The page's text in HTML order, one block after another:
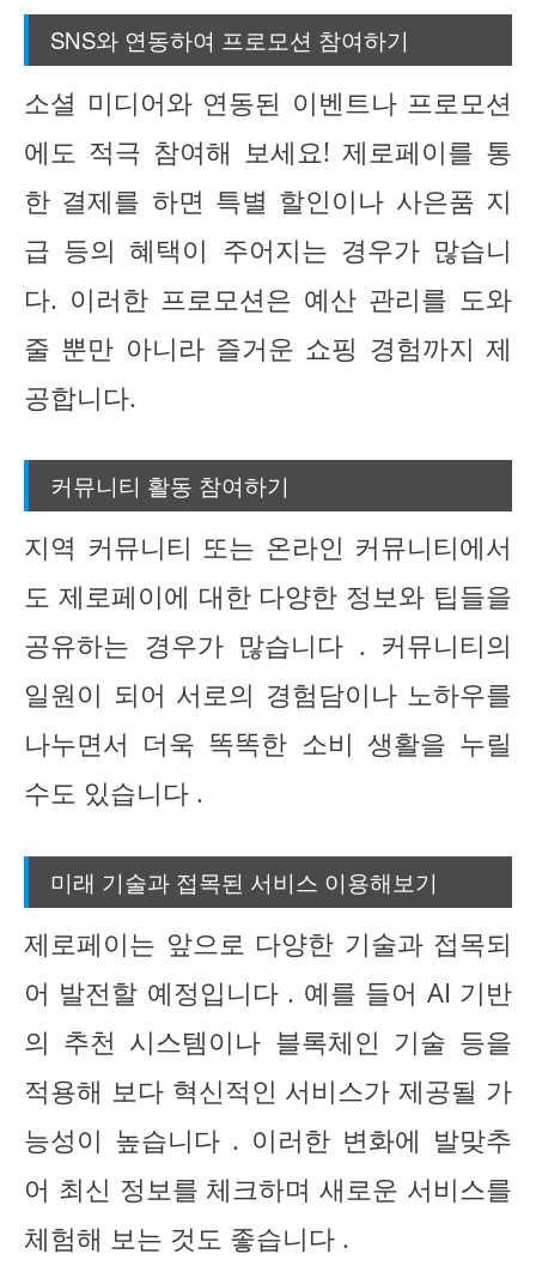
SNS와 연동하여 프로모션 참여하기
소셜 미디어와 연동된 이벤트나 프로모션
에도 적극 참여해 보세요! 제로페이를 통
한 결제를 하면 특별 할인이나 사은품 지
급 등의 혜택이 주어지는 경우가 많습니
다. 이러한 프로모션은 예산 관리를 도와
줄 뿐만 아니라 즐거운 쇼핑 경험까지 제
공합니다.
커뮤니티 활동 참여하기
지역 커뮤니티 또는 온라인 커뮤니티에서
도 제로페이에 대한 다양한 정보와 팁들을
공유하는 경우가 많습니다 . 커뮤니티의
일원이 되어 서로의 경험담이나 노하우를
나누면서 더욱 똑똑한 소비 생활을 누릴
수도 있습니다 .
미래 기술과 접목된 서비스 이용해보기
제로페이는 앞으로 다양한 기술과 접목되
어 발전할 예정입니다 . 예를 들어 AI 기반
의 추천 시스템이나 블록체인 기술 등을
적용해 보다 혁신적인 서비스가 제공될 가
능성이 높습니다 . 이러한 변화에 발맞추
어 최신 정보를 체크하며 새로운 서비스를
체험해 보는 것도 좋습니다 .